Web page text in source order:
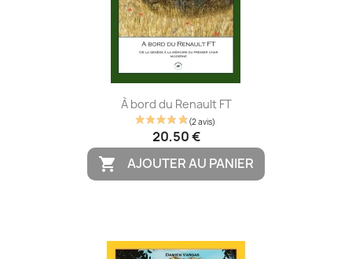
À bord du Renault FT
20,50 €
 AJOUTER AU PANIER